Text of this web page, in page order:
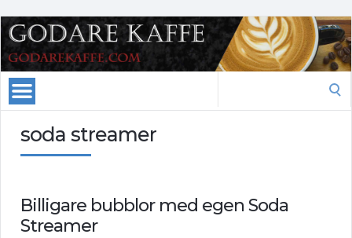
soda streamer
Billigare bubblor med egen Soda
Streamer